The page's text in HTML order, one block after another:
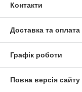
Контакти
Доставка та оплата
Графік роботи
Повна версія сайту